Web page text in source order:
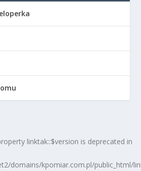
linktak::$version is deprecated in
domains/kpomiar.com.pl/public_html/